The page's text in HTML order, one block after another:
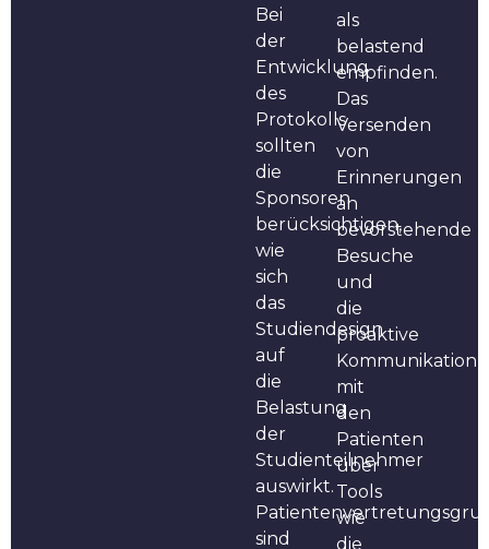
Bei
der
Entwicklung
des
Protokolls
sollten
die
Sponsoren
berücksichtigen,
wie
sich
das
Studiendesign
auf
die
Belastung
der
Studienteilnehmer
auswirkt.
sind
als
belastend
empfinden.
Das
Versenden
von
Erinnerungen
an
bevorstehende
Besuche
und
die
proaktive
Kommunikation
mit
den
Patienten
über
Tools
wie
die